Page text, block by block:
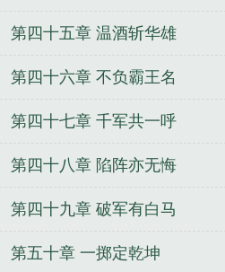
第四十五章 温酒斩华雄
第四十六章 不负霸王名
第四十七章 千军共一呼
第四十八章 陷阵亦无悔
第四十九章 破军有白马
第五十章 一掷定乾坤